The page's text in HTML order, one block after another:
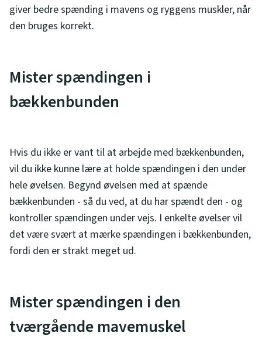
giver bedre spænding i mavens og ryggens muskler, når
den bruges korrekt.
Mister spændingen i
bækkenbunden
Hvis du ikke er vant til at arbejde med bækkenbunden,
vil du ikke kunne lære at holde spændingen i den under
hele øvelsen. Begynd øvelsen med at spænde
bækkenbunden - så du ved, at du har spændt den - og
kontroller spændingen under vejs. I enkelte øvelser vil
det være svært at mærke spændingen i bækkenbunden,
fordi den er strakt meget ud.
Mister spændingen i den
tværgående mavemuskel